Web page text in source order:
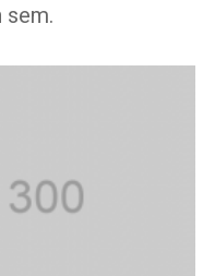
sem.